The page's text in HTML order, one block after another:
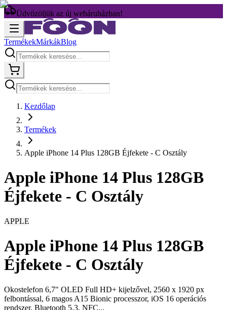
Üdvözöljük az új webáruházban!
TermékekMárkákBlog
Kezdőlap
Termékek
Apple iPhone 14 Plus 128GB Éjfekete - C Osztály
Apple iPhone 14 Plus 128GB
Éjfekete - C Osztály
APPLE
Apple iPhone 14 Plus 128GB
Éjfekete - C Osztály
Okostelefon 6,7" OLED Full HD+ kijelzővel, 2560 x 1920 px
felbontással, 6 magos A15 Bionic processzor, iOS 16 operációs
rendszer, Bluetooth 5.3, NFC...